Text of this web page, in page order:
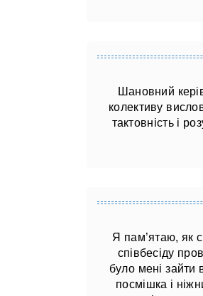
Шановний
колективу
тактовність і
Я пам’ятаю, як
співбесіду
було мені зайти
посмішка і